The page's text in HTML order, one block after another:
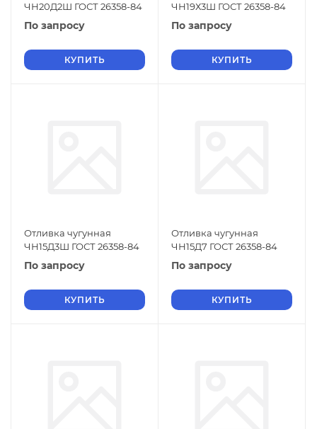
ЧН20Д2Ш ГОСТ 26358-84
По запросу
КУПИТЬ
ЧН19Х3Ш ГОСТ 26358-84
По запросу
КУПИТЬ
Отливка чугунная
ЧН15Д3Ш ГОСТ 26358-84
По запросу
КУПИТЬ
Отливка чугунная
ЧН15Д7 ГОСТ 26358-84
По запросу
КУПИТЬ